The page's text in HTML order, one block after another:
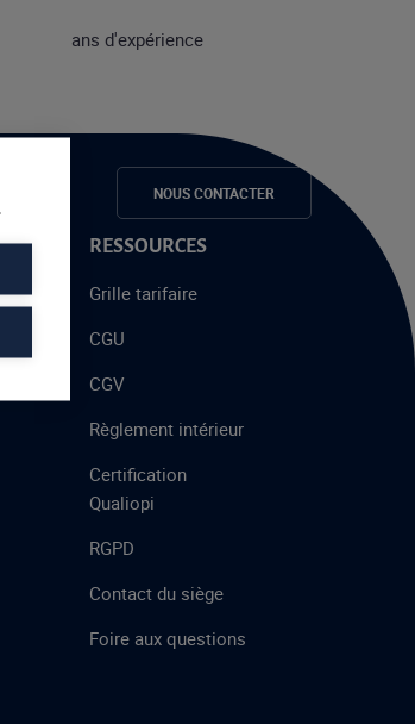
NOUS CONTACTER
ans d'expérience
RESSOURCES
Grille tarifaire
CGU
CGV
Règlement intérieur
Certification
Qualiopi
RGPD
Contact du siège
Foire aux questions